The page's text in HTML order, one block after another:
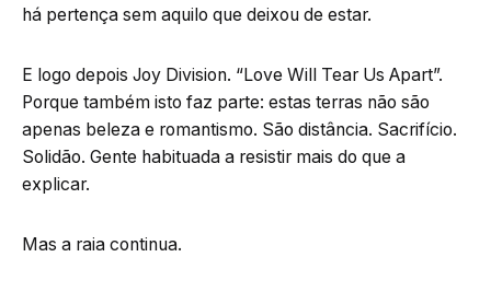
há pertença sem aquilo que deixou de estar.
E logo depois Joy Division. “Love Will Tear Us Apart”.
Porque também isto faz parte: estas terras não são
apenas beleza e romantismo. São distância. Sacrifício.
Solidão. Gente habituada a resistir mais do que a
explicar.
Mas a raia continua.